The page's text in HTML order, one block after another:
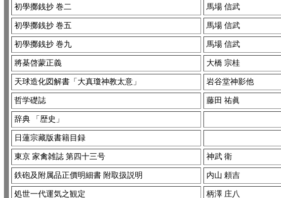
初學擲銭抄 巻二 馬場 信武
初學擲銭抄 巻五 馬場 信武
初學擲銭抄 巻九 馬場 信武
將棊啓蒙正義 大橋 宗桂
天球造化図解書「大真瓊神教太意」 岩谷堂神影他
哲学礎誌 藤田 祐眞
辞典 「歴史」
日蓮宗藏版書籍目録
東京 家禽雑誌 第四十三号 神武 衛
鉄砲及附属品正價明細書 附取扱説明 内山 頼吉
処世一代運気之観定 柄澤 庄八